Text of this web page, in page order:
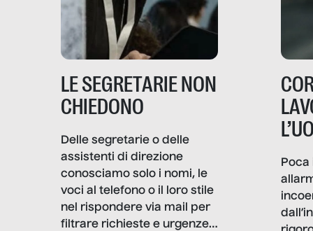
LE SEGRETARIE NON
CHIEDONO
Delle segretarie o delle
assistenti di direzione
conosciamo solo i nomi, le
voci al telefono o il loro stile
nel rispondere via mail per
filtrare richieste e urgenze. I